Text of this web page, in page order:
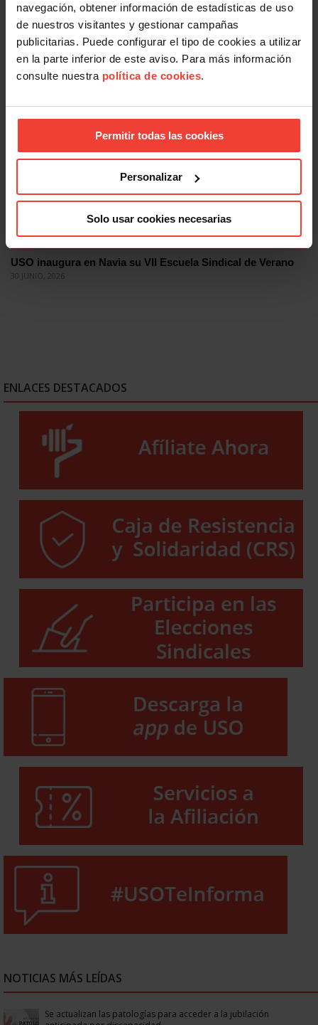
navegación, obtener información de estadísticas de uso
de nuestros visitantes y gestionar campañas
publicitarias. Puede configurar el tipo de cookies a utilizar
en la parte inferior de este aviso. Para más información
consulte nuestra política de cookies.
Permitir todas las cookies
Personalizar
Solo usar cookies necesarias
Formación
Finaliza la VII Escuela Sindical de Verano de USO
Formación
USO inaugura en Navia su VII Escuela Sindical de Verano
30 JUNIO, 2026
ENLACES DESTACADOS
NOTICIAS MÁS LEÍDAS
Se actualizan las patologías para acceder a la jubilación